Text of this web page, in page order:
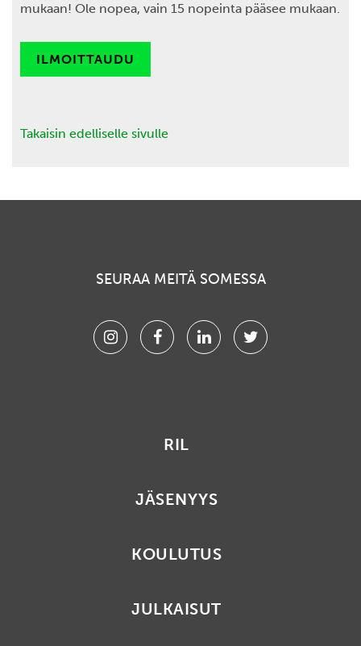
mukaan! Ole nopea, vain 15 nopeinta pääsee mukaan.
ILMOITTAUDU
Takaisin edelliselle sivulle
SEURAA MEITÄ SOMESSA
InstagramFacebookLinkedinTwitter
RIL
JÄSENYYS
KOULUTUS
JULKAISUT